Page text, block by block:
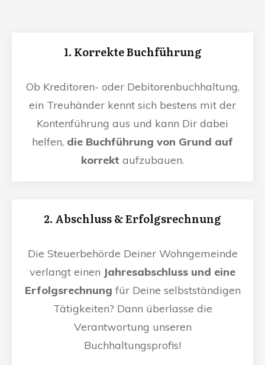
1. Korrekte Buchführung
Ob Kreditoren- oder Debitorenbuchhaltung,
ein Treuhänder kennt sich bestens mit der
Kontenführung aus und kann Dir dabei
helfen, die Buchführung von Grund auf
korrekt aufzubauen.
2. Abschluss & Erfolgsrechnung
Die Steuerbehörde Deiner Wohngemeinde
verlangt einen Jahresabschluss und eine
Erfolgsrechnung für Deine selbstständigen
Tätigkeiten? Dann überlasse die
Verantwortung unseren
Buchhaltungsprofis!